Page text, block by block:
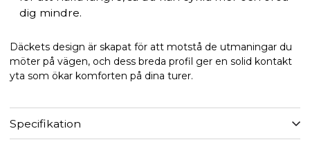
dig mindre.
Däckets design är skapat för att motstå de utmaningar du
möter på vägen, och dess breda profil ger en solid kontakt
yta som ökar komforten på dina turer.
Specifikation